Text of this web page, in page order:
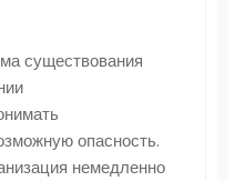
существования
опасность.
немедленно